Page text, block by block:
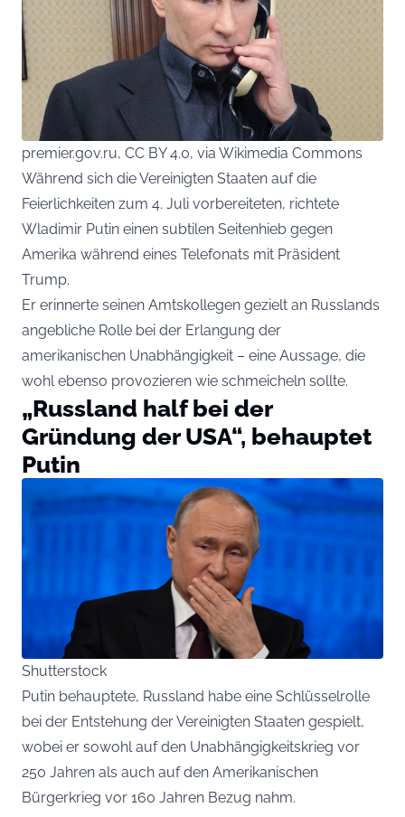
premier.gov.ru, CC BY 4.0, via Wikimedia Commons
Während sich die Vereinigten Staaten auf die
Feierlichkeiten zum 4. Juli vorbereiteten, richtete
Wladimir Putin einen subtilen Seitenhieb gegen
Amerika während eines Telefonats mit Präsident
Trump.
Er erinnerte seinen Amtskollegen gezielt an Russlands
angebliche Rolle bei der Erlangung der
amerikanischen Unabhängigkeit – eine Aussage, die
wohl ebenso provozieren wie schmeicheln sollte.
„Russland half bei der
Gründung der USA“, behauptet
Putin
Shutterstock
Putin behauptete, Russland habe eine Schlüsselrolle
bei der Entstehung der Vereinigten Staaten gespielt,
wobei er sowohl auf den Unabhängigkeitskrieg vor
250 Jahren als auch auf den Amerikanischen
Bürgerkrieg vor 160 Jahren Bezug nahm.